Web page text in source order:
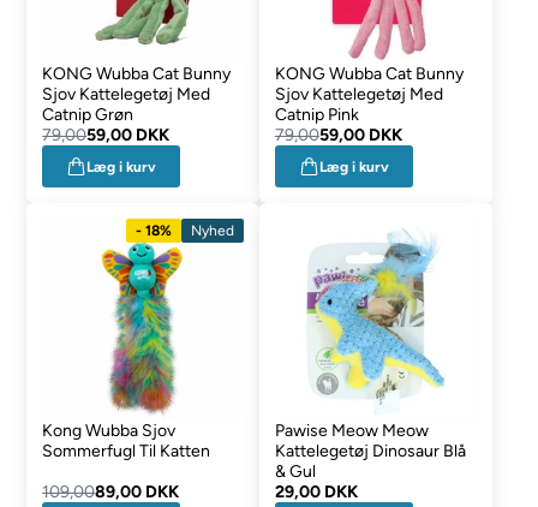
KONG Wubba Cat Bunny
Sjov Kattelegetøj Med
Catnip Grøn
79,0059,00 DKK
Læg i kurv
KONG Wubba Cat Bunny
Sjov Kattelegetøj Med
Catnip Pink
79,0059,00 DKK
Læg i kurv
- 18% Nyhed
Kong Wubba Sjov
Sommerfugl Til Katten
109,0089,00 DKK
Pawise Meow Meow
Kattelegetøj Dinosaur Blå
& Gul
29,00 DKK